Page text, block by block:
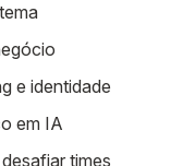
e identidade
em IA
times